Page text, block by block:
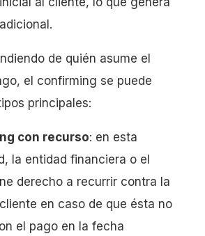
de quién asume el
el confirming se puede
principales:
con recurso: en esta
la entidad financiera o el
derecho a recurrir contra la
en caso de que ésta no
el pago en la fecha